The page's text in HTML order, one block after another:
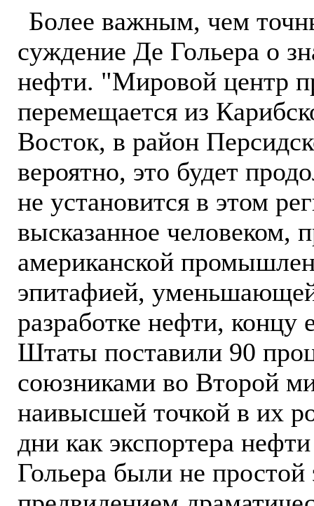
Более важным, чем
суждение Де Гольера о
нефти. "Мировой центр
перемещается из
Восток, в район
вероятно, это будет
не установится в этом
высказанное человеком,
американской
эпитафией,
разработке нефти,
Штаты поставили 90
союзниками во Второй
наивысшей точкой в их
дни как экспортера
Гольера были не